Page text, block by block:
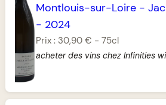
Montlouis-sur-Loire -
- 2024
Prix : 30,90 € -75cl
acheter des vins chez Infinities